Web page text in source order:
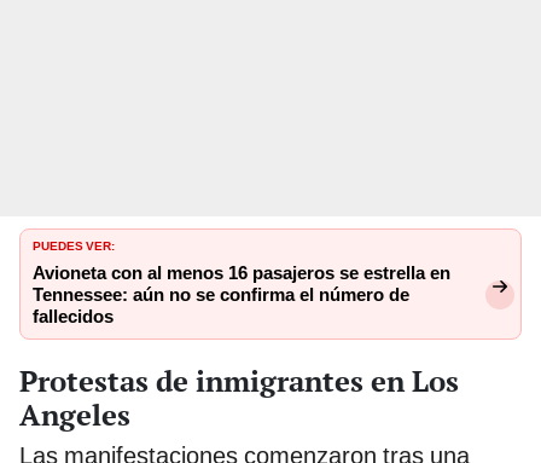
PUEDES VER:
Avioneta con al menos 16 pasajeros se estrella en
Tennessee: aún no se confirma el número de
fallecidos
Protestas de inmigrantes en Los
Angeles
Las manifestaciones comenzaron tras una